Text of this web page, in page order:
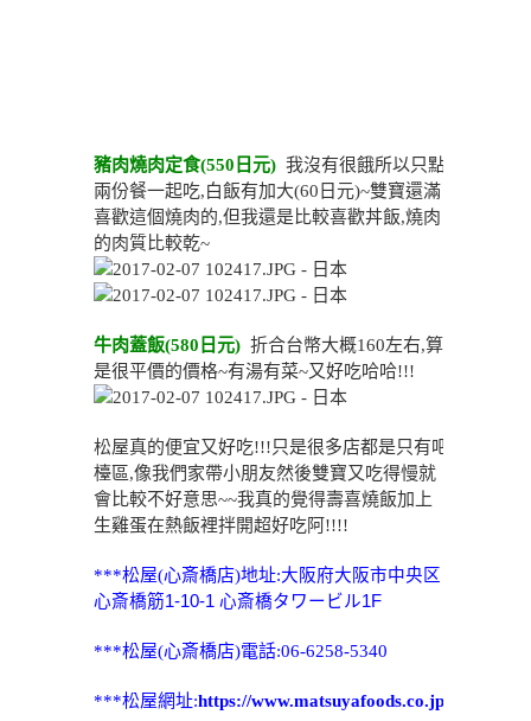
豬肉燒肉定食(550日元) 我沒有很餓所以只點
兩份餐一起吃,白飯有加大(60日元)~雙寶還滿
喜歡這個燒肉的,但我還是比較喜歡丼飯,燒肉
的肉質比較乾~
牛肉蓋飯(580日元) 折合台幣大概160左右,算
是很平價的價格~有湯有菜~又好吃哈哈!!!
松屋真的便宜又好吃!!!只是很多店都是只有吧
檯區,像我們家帶小朋友然後雙寶又吃得慢就
會比較不好意思~~我真的覺得壽喜燒飯加上
生雞蛋在熱飯裡拌開超好吃阿!!!!
***松屋(心斎橋店)地址:大阪府大阪市中央区
心斎橋筋1-10-1 心斎橋タワービル1F
***松屋(心斎橋店)電話:06-6258-5340
***松屋網址:https://www.matsuyafoods.co.jp/